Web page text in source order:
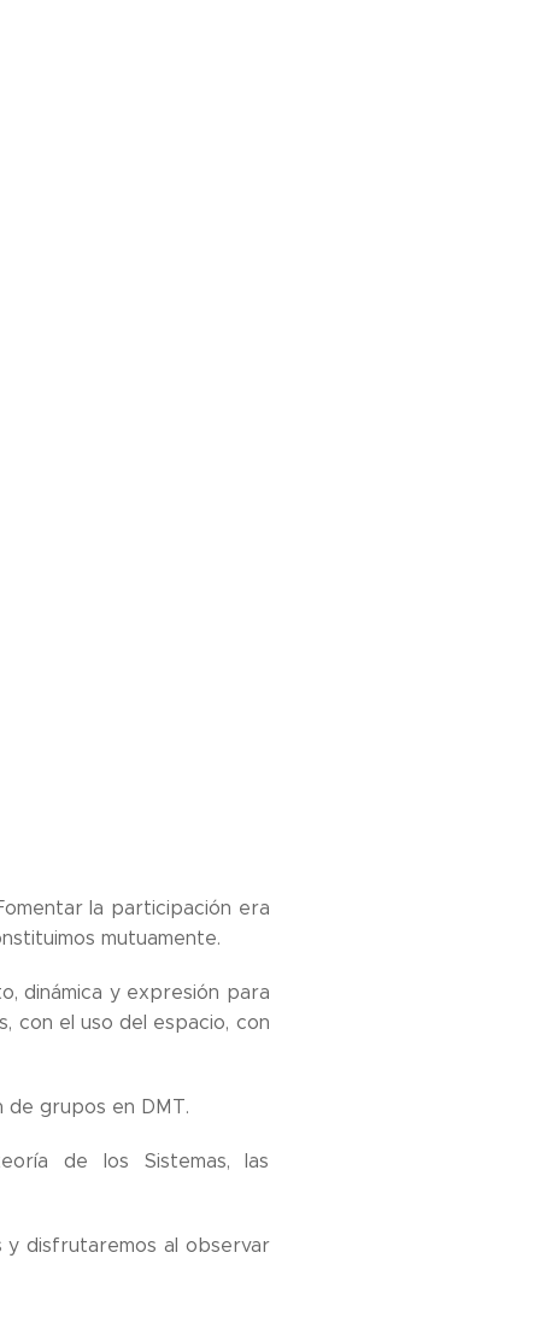
la participación era
mutuamente.
dinámica y expresión para
con el uso del espacio, con
de grupos en DMT.
de los Sistemas, las
y disfrutaremos al observar